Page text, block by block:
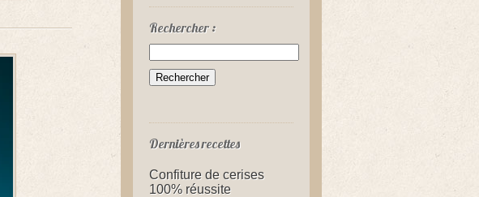
Rechercher :
Dernières recettes
Confiture de cerises
100% réussite